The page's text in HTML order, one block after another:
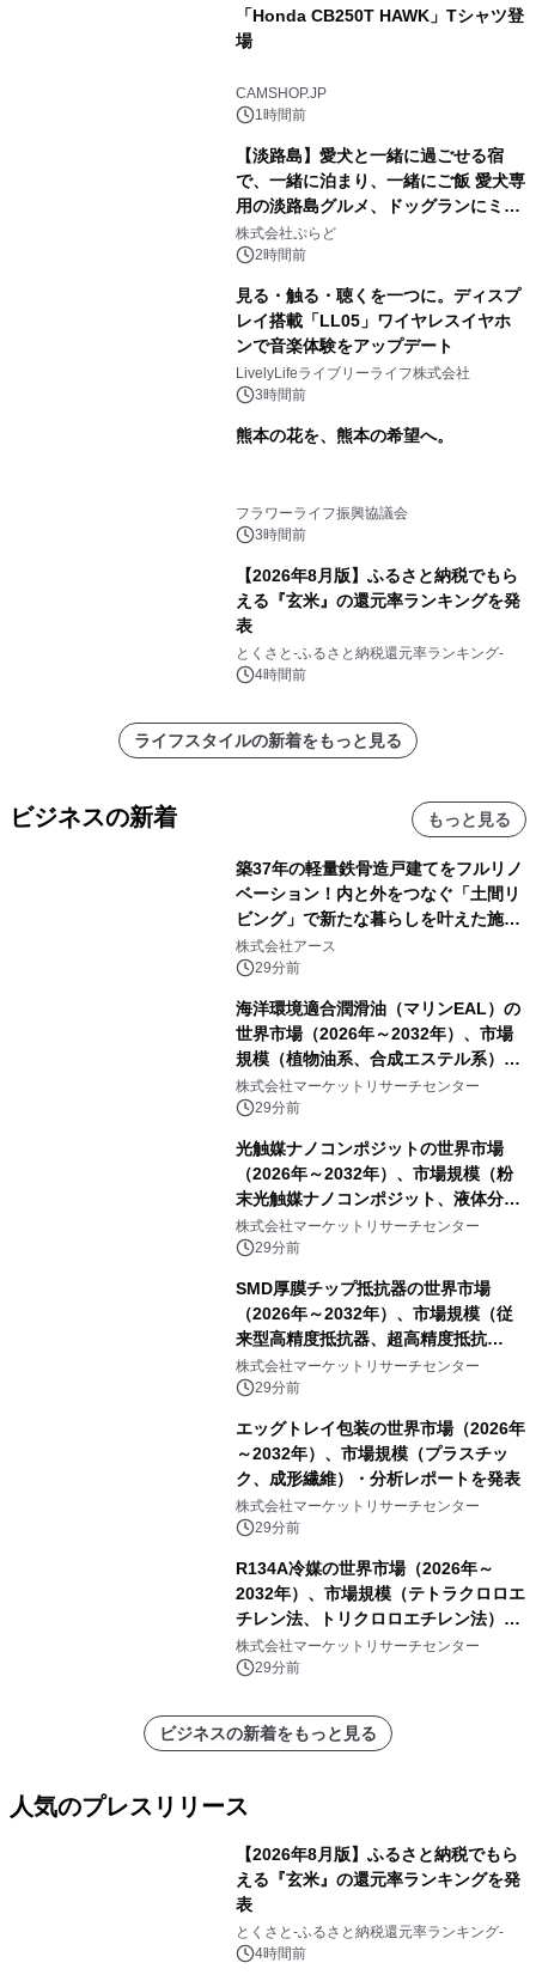
「Honda CB250T HAWK」Tシャツ登
場
CAMSHOP.JP
1時間前
【淡路島】愛犬と一緒に過ごせる宿
で、一緒に泊まり、一緒にご飯 愛犬専
用の淡路島グルメ、ドッグランにミニ
プール グランピングとトレーラーハウ
スの2施設で
株式会社ぷらど
2時間前
見る・触る・聴くを一つに。ディスプ
レイ搭載「LL05」ワイヤレスイヤホ
ンで音楽体験をアップデート
LivelyLifeライブリーライフ株式会社
3時間前
熊本の花を、熊本の希望へ。
フラワーライフ振興協議会
3時間前
【2026年8月版】ふるさと納税でもら
える『玄米』の還元率ランキングを発
表
とくさと-ふるさと納税還元率ランキング-
4時間前
ライフスタイルの新着をもっと見る
ビジネスの新着 もっと見る
築37年の軽量鉄骨造戸建てをフルリノ
ベーション！内と外をつなぐ「土間リ
ビング」で新たな暮らしを叶えた施工
事例を株式会社アースが公開
株式会社アース
29分前
海洋環境適合潤滑油（マリンEAL）の
世界市場（2026年～2032年）、市場
規模（植物油系、合成エステル系）・
分析レポートを発表
株式会社マーケットリサーチセンター
29分前
光触媒ナノコンポジットの世界市場
（2026年～2032年）、市場規模（粉
末光触媒ナノコンポジット、液体分散
液／ゾル、コーティング／フィルム一
体型製品、構造化／バルク材料）・分
株式会社マーケットリサーチセンター
29分前
SMD厚膜チップ抵抗器の世界市場
（2026年～2032年）、市場規模（従
来型高精度抵抗器、超高精度抵抗
器）・分析レポートを発表
株式会社マーケットリサーチセンター
29分前
エッグトレイ包装の世界市場（2026年
～2032年）、市場規模（プラスチッ
ク、成形繊維）・分析レポートを発表
株式会社マーケットリサーチセンター
29分前
R134A冷媒の世界市場（2026年～
2032年）、市場規模（テトラクロロエ
チレン法、トリクロロエチレン法）・
分析レポートを発表
株式会社マーケットリサーチセンター
29分前
ビジネスの新着をもっと見る
人気のプレスリリース
【2026年8月版】ふるさと納税でもら
える『玄米』の還元率ランキングを発
表
とくさと-ふるさと納税還元率ランキング-
4時間前